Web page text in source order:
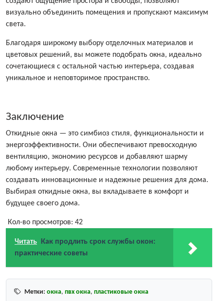
визуально объединить помещения и пропускают максимум
света.
Благодаря широкому выбору отделочных материалов и
цветовых решений, вы можете подобрать окна, идеально
сочетающиеся с остальной частью интерьера, создавая
уникальное и неповторимое пространство.
Заключение
Откидные окна — это симбиоз стиля, функциональности и
энергоэффективности. Они обеспечивают превосходную
вентиляцию, экономию ресурсов и добавляют шарму
любому интерьеру. Современные технологии позволяют
создавать инновационные и надежные решения для дома.
Выбирая откидные окна, вы вкладываете в комфорт и
будущее своего дома.
Кол-во просмотров: 42
Читать
Как продлить срок службы окон:
практические советы
Метки: окна, пвх окна, пластиковые окна